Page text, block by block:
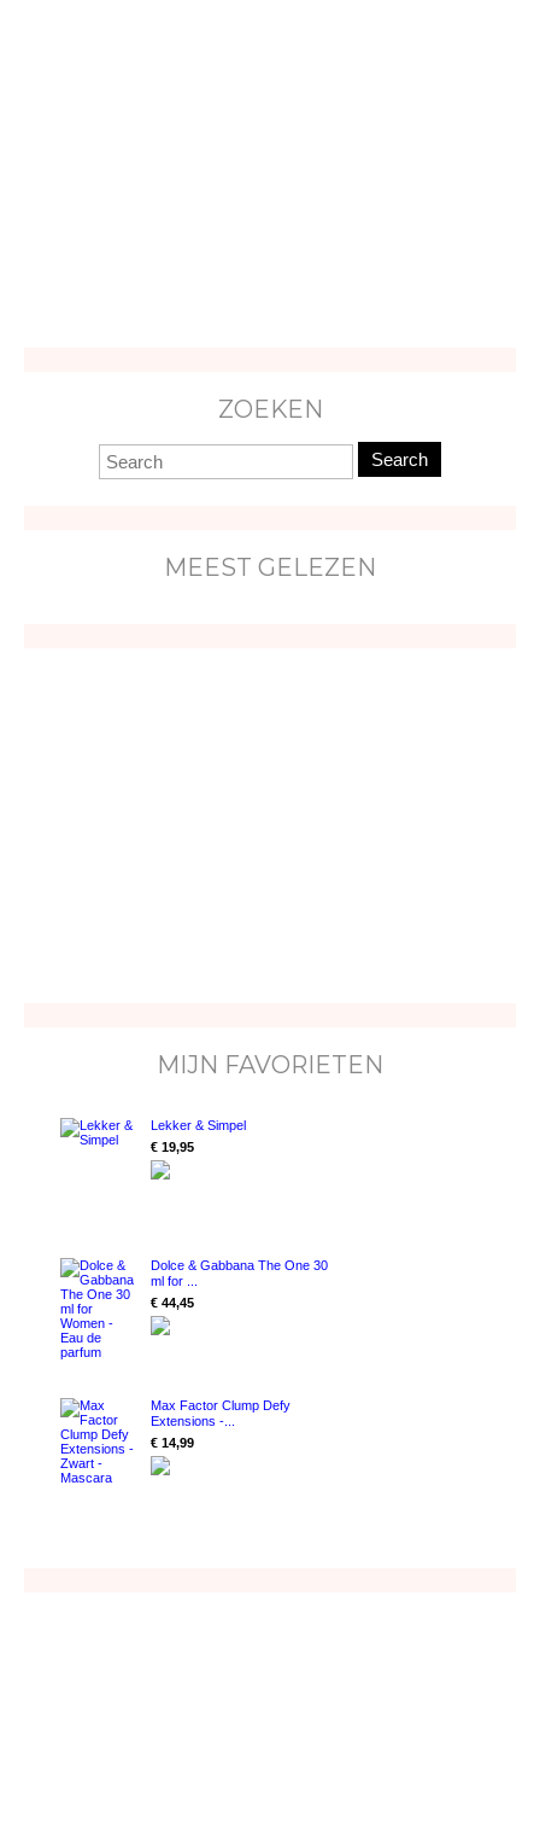
ZOEKEN
Search
MEEST GELEZEN
MIJN FAVORIETEN
Lekker & Simpel
€ 19,95
Dolce & Gabbana The One 30
ml for ...
€ 44,45
Max Factor Clump Defy
Extensions -...
€ 14,99